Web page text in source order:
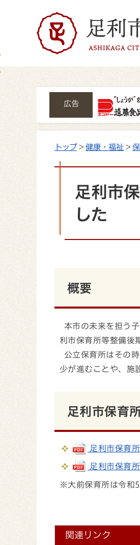
広告
トップ> 健康・福祉 >
足利市
した
概要
本市の未来を担う
利市保育所等整備後
公立保育所はその
少が進むことや、施
足利市保育
足利市保育
足利市保育
※大前保育所は令和5
関連リンク